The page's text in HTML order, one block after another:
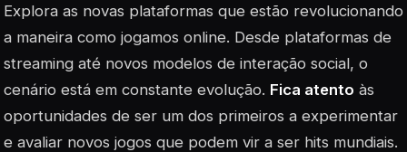
Explora as novas plataformas que estão revolucionando
a maneira como jogamos online. Desde plataformas de
streaming até novos modelos de interação social, o
cenário está em constante evolução. Fica atento às
oportunidades de ser um dos primeiros a experimentar
e avaliar novos jogos que podem vir a ser hits mundiais.